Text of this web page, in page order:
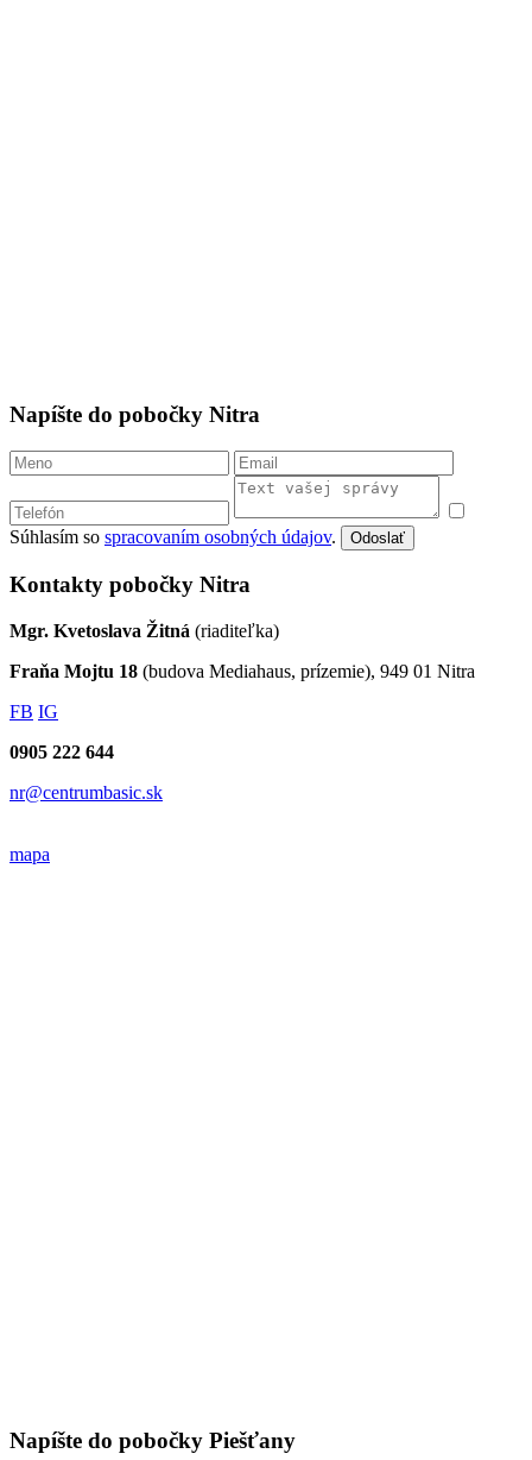
Napíšte do pobočky Nitra
Súhlasím so spracovaním osobných údajov. Odoslať
Kontakty pobočky Nitra
Mgr. Kvetoslava Žitná (riaditeľka)
Fraňa Mojtu 18 (budova Mediahaus, prízemie), 949 01 Nitra
FB IG
0905 222 644
nr@centrumbasic.sk
mapa
Napíšte do pobočky Piešťany